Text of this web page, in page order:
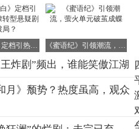
牧兰身份回归，两人从恋人
年国家大义，剧情跌宕起
激，以及细腻动人的宿命情
切换自如，张凌赫饰演的为
入人心，被网友称为“民国
《黑夜告白》定档引热议，王鹤棣转型悬疑剧能否破局？ 《蜜语纪》引领潮流，萤火单元破茧成蝶